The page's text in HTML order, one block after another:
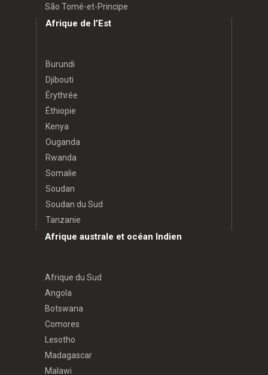
São Tomé-et-Principe
Afrique de l’Est
Burundi
Djibouti
Érythrée
Éthiopie
Kenya
Ouganda
Rwanda
Somalie
Soudan
Soudan du Sud
Tanzanie
Afrique australe et océan Indien
Afrique du Sud
Angola
Botswana
Comores
Lesotho
Madagascar
Malawi